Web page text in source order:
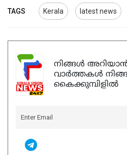
TAGS Kerala latest news
നിങ്ങൾ
വാർത്തകൾ
കൈക്കുമ്പിളിൽ